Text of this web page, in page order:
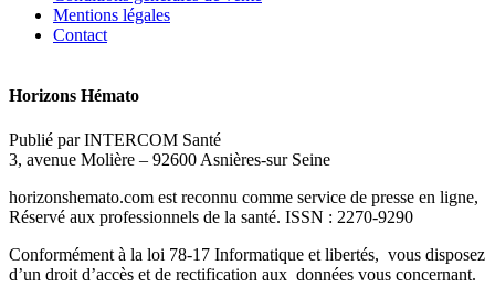
Mentions légales
Contact
Horizons Hémato
Publié par INTERCOM Santé
3, avenue Molière – 92600 Asnières-sur Seine
horizonshemato.com est reconnu comme service de presse en ligne,
Réservé aux professionnels de la santé. ISSN : 2270-9290
Conformément à la loi 78-17 Informatique et libertés, vous disposez
d’un droit d’accès et de rectification aux données vous concernant.